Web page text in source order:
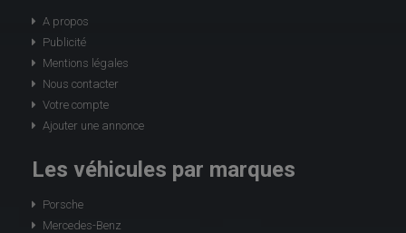
A propos
Publicité
Mentions légales
Nous contacter
Votre compte
Ajouter une annonce
Les véhicules par marques
Porsche
Mercedes-Benz